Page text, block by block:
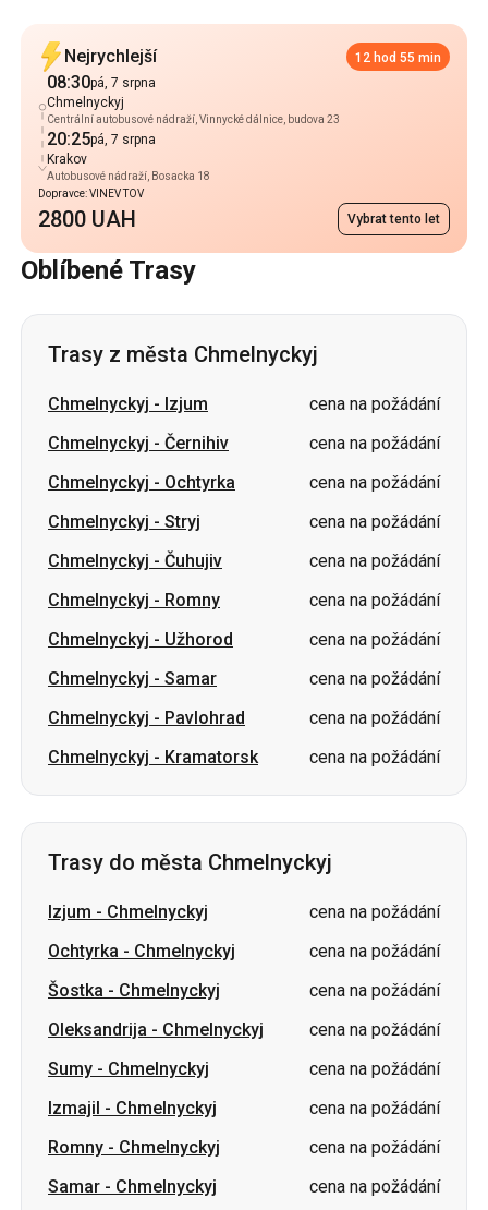
pá, 7 srpna
Krakov
Autobusové nádraží, Bosacka 18
Dopravce: VINEV TOV
2800 UAH
Oblíbené Trasy
Izjum
Chmelnyckyj-Ochtyrka
cena na požádání
Chmelnyckyj-Stryj
cena na požádání
Chmelnyckyj-Čuhujiv
cena na požádání
Chmelnyckyj-Romny
cena na požádání
Chmelnyckyj-Užhorod
cena na požádání
Chmelnyckyj-Samar
cena na požádání
Chmelnyckyj-Pavlohrad
cena na požádání
Chmelnyckyj-Kramatorsk cena na požádání
Trasy do města Chmelnyckyj
Izjum-Chmelnyckyj
cena na požádání
Šostka -Chmelnyckyj
cena na požádání
Oleksandrija-Chmelnyckyj
cena na požádání
Sumy-Chmelnyckyj
cena na požádání
Izmajil-Chmelnyckyj
cena na požádání
Romny-Chmelnyckyj
cena na požádání
Samar-Chmelnyckyj
cena na požádání
Pavlohrad-Chmelnyckyj
cena na požádání
Synelnykove-Chmelnyckyj cena na požádání